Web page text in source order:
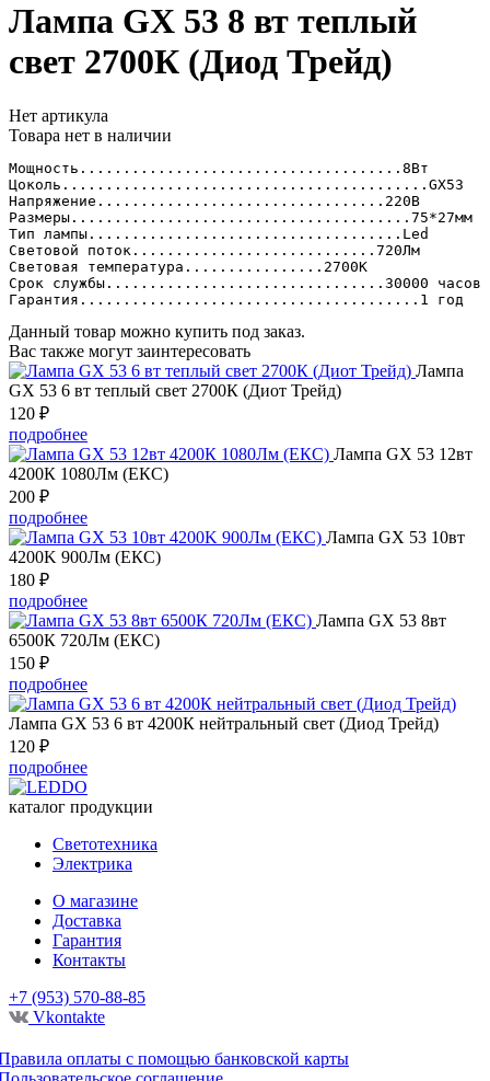
Лампа GX 53 8 вт теплый
свет 2700К (Диод Трейд)
Нет артикула
Товара нет в наличии
Мощность.....................................8Вт
Цоколь..........................................GХ53
Напряжение.................................220В
Размеры.......................................75*27мм
Тип лампы....................................Led
Световой поток............................720Лм
Световая температура................2700К
Срок службы................................30000 часов
Гарантия.......................................1 год
Данный товар можно купить под заказ.
Вас также могут заинтересовать
Лампа
GX 53 6 вт теплый свет 2700К (Диот Трейд)
120 ₽
подробнее
Лампа GX 53 12вт
4200К 1080Лм (ЕКС)
200 ₽
подробнее
Лампа GX 53 10вт
4200K 900Лм (ЕКС)
180 ₽
подробнее
Лампа GX 53 8вт
6500К 720Лм (ЕКС)
150 ₽
подробнее
Лампа GX 53 6 вт 4200К нейтральный свет (Диод Трейд)
120 ₽
подробнее
каталог продукции
Светотехника
Электрика
О магазине
Доставка
Гарантия
Контакты
+7 (953) 570-88-85
Vkontakte
оплаты с помощью банковской карты